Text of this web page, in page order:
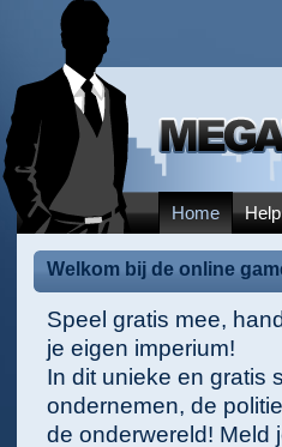
Home Help
Welkom bij de online
Speel gratis mee,
je eigen imperium!
In dit unieke en gratis
ondernemen, de
de onderwereld! Meld